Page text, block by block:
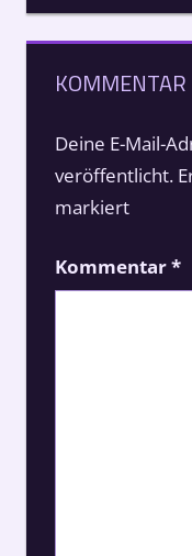
Deine E-Mail-
veröffentlicht.
markiert
Kommentar*